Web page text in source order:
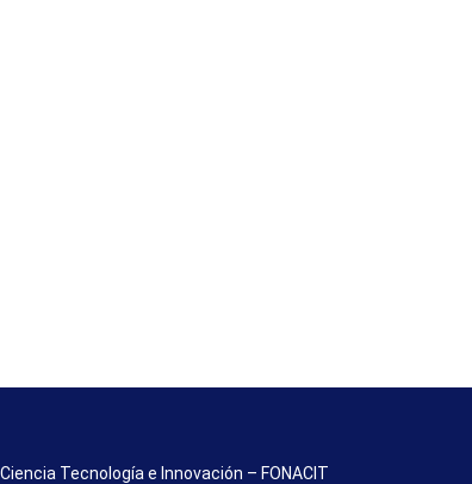
Tecnología e Innovación – FONACIT